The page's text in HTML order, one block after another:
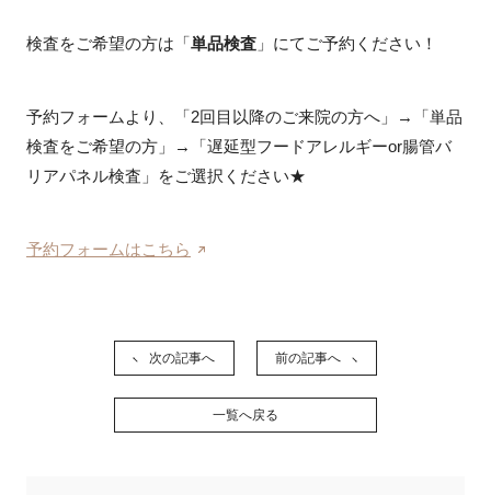
検査をご希望の方は「単品検査 」にてご予約ください！
予約フォームより、「2回目以降のご来院の方へ」→「単品
検査をご希望の方」→「遅延型フードアレルギーor腸管バ
リアパネル検査」をご選択ください★
予約フォームはこちら
次の記事へ 前の記事へ
一覧へ戻る